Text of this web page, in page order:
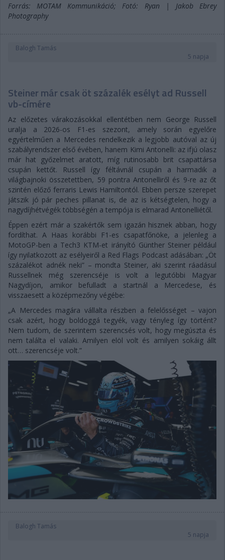
Forrás: MOTAM Kommunikáció; Fotó: Ryan | Jakob Ebrey
Photography
Balogh Tamás
5 napja
Steiner már csak öt százalék esélyt ad Russell
vb-címére
Az előzetes várakozásokkal ellentétben nem George Russell
uralja a 2026-os F1-es szezont, amely során egyelőre
egyértelműen a Mercedes rendelkezik a legjobb autóval az új
szabályrendszer első évében, hanem Kimi Antonelli: az ifjú olasz
már hat győzelmet aratott, míg rutinosabb brit csapattársa
csupán kettőt. Russell így féltávnál csupán a harmadik a
világbajnoki összetettben, 59 pontra Antonelliről és 9-re az őt
szintén előző ferraris Lewis Hamiltontól. Ebben persze szerepet
játszik jó pár peches pillanat is, de az is kétségtelen, hogy a
nagydíjhétvégék többségén a tempója is elmarad Antonelliétől.
Éppen ezért már a szakértők sem igazán hisznek abban, hogy
fordíthat. A Haas korábbi F1-es csapatfőnöke, a jelenleg a
MotoGP-ben a Tech3 KTM-et irányító Günther Steiner például
így nyilatkozott az esélyeiről a Red Flags Podcast adásában: „Öt
százalékot adnék neki” – mondta Steiner, aki szerint ráadásul
Russellnek még szerencséje is volt a legutóbbi Magyar
Nagydíjon, amikor befulladt a startnál a Mercedese, és
visszaesett a középmezőny végébe:
„A Mercedes magára vállalta részben a felelősséget – vajon
csak azért, hogy boldoggá tegyék, vagy tényleg így történt?
Nem tudom, de szerintem szerencsés volt, hogy megúszta és
nem találta el valaki. Amilyen elöl volt és amilyen sokáig állt
ott… szerencséje volt.”
Balogh Tamás
5 napja